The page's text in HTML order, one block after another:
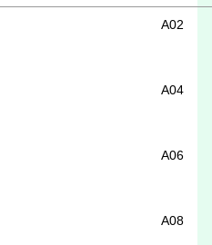
A02
A04
A06
A08